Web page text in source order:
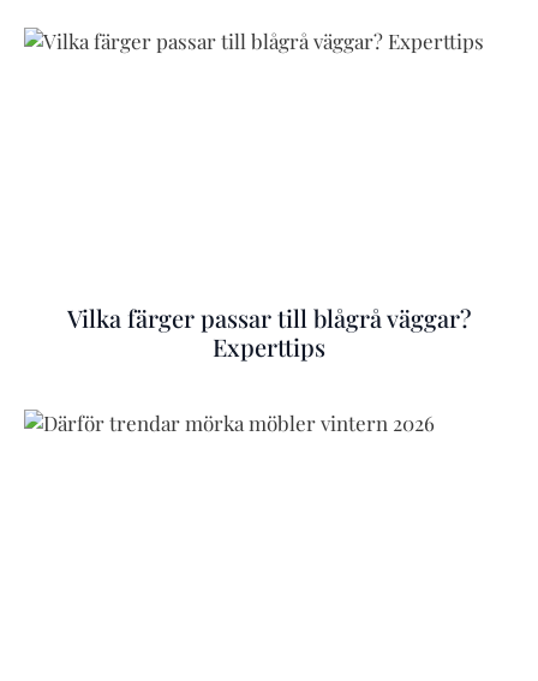
Vilka färger passar till blågrå väggar?
Experttips